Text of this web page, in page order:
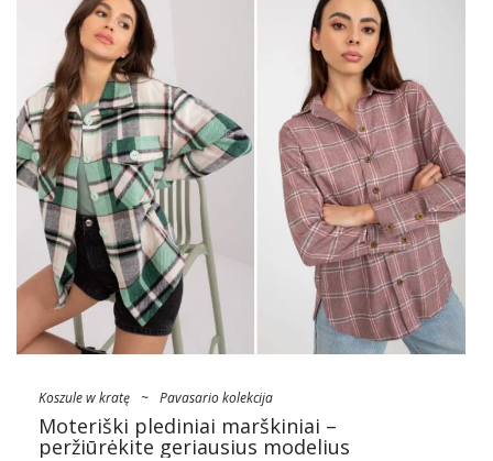
Koszule w kratę ~ Pavasario kolekcija
Moteriški plediniai marškiniai –
peržiūrėkite geriausius modelius